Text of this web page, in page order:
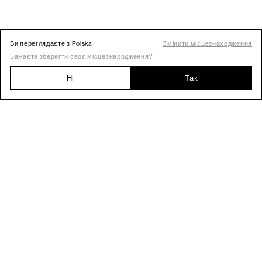
Ви переглядаєте з Polska
Змінити місцезнаходження
Бажаєте зберегти своє місцезнаходження?
Ні Так